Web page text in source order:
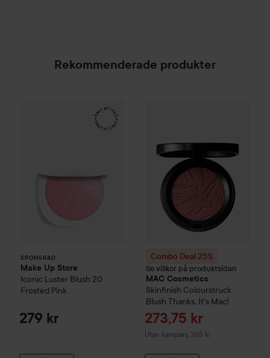
Rekommenderade produkter
SPONSRAD
Make Up Store
Iconic Luster Blush 20
Frosted Pink
279 kr
Make Up Store
Combo Deal 25%
Se villkor på produktsidan
MAC Cosmetics
Skinfinish Colourstruck
Blush Thanks, It's Mac!
Reapris
273,75 kr
Utan kampanj 365 kr